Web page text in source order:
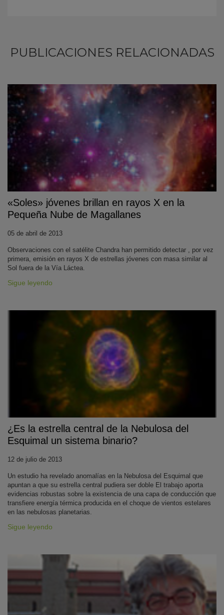
PUBLICACIONES RELACIONADAS
«Soles» jóvenes brillan en rayos X en la
Pequeña Nube de Magallanes
05 de abril de 2013
Observaciones con el satélite Chandra han permitido detectar , por vez
primera, emisión en rayos X de estrellas jóvenes con masa similar al
Sol fuera de la Vía Láctea.
Sigue leyendo
¿Es la estrella central de la Nebulosa del
Esquimal un sistema binario?
12 de julio de 2013
Un estudio ha revelado anomalías en la Nebulosa del Esquimal que
apuntan a que su estrella central pudiera ser doble El trabajo aporta
evidencias robustas sobre la existencia de una capa de conducción que
transfiere energía térmica producida en el choque de vientos estelares
en las nebulosas planetarias.
Sigue leyendo